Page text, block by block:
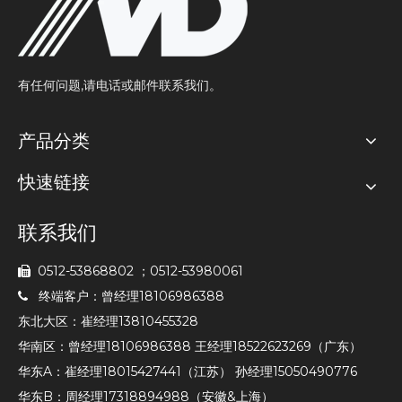
有任何问题,请电话或邮件联系我们。
产品分类
快速链接
联系我们
 0512-53868802 ；0512-53980061

终端客户：曾经理18106986388
东北大区：崔经理13810455328
华南区：曾经理18106986388 王经理18522623269（广东）
华东A：崔经理18015427441（江苏） 孙经理15050490776
华东B：周经理17318894988（安徽&上海）